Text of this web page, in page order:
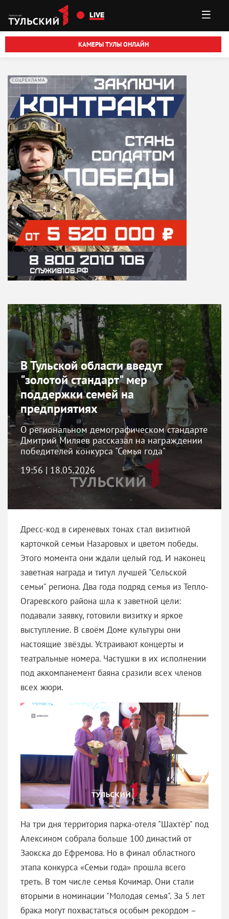
Перейти к основному содержанию
LIVE
КАМЕРЫ ТУЛЫ ОНЛАЙН
СОЦРЕКЛАМА
В Тульской области введут
"золотой стандарт" мер
поддержки семей на
предприятиях
О региональном демографическом стандарте
Дмитрий Миляев рассказал на награждении
победителей конкурса "Семья года"
19:56 | 18.05.2026
Дресс-код в сиреневых тонах стал визитной
карточкой семьи Назаровых и цветом победы.
Этого момента они ждали целый год. И наконец
заветная награда и титул лучшей "Сельской
семьи" региона. Два года подряд семья из Тепло-
Огаревского района шла к заветной цели:
подавали заявку, готовили визитку и яркое
выступление. В своём Доме культуры они
настоящие звёзды. Устраивают концерты и
театральные номера. Частушки в их исполнении
под аккомпанемент баяна сразили всех членов
всех жюри.
На три дня территория парка-отеля "Шахтёр" под
Алексином собрала больше 100 династий от
Заокска до Ефремова. Но в финал областного
этапа конкурса «Семьи года» прошла всего
треть. В том числе семья Кочимар. Они стали
вторыми в номинации "Молодая семья". За 5 лет
брака могут похвастаться особым рекордом –